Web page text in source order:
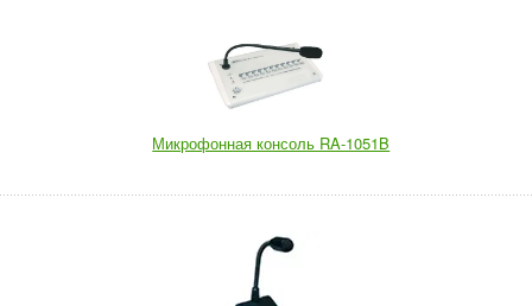
Микрофонная консоль RA-1051B